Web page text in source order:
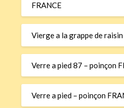
FRANCE
Vierge a la grappe de
Verre a pied 87 – poinçon
Verre a pied – poinçon